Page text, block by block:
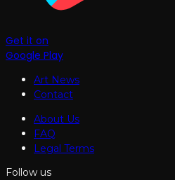
Get it on
Google Play
Art News
Contact
About Us
FAQ
Legal Terms
Follow us